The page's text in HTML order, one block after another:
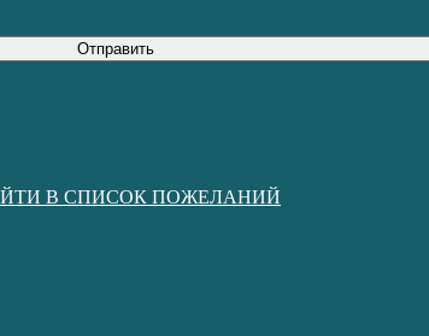
Отправить
В СПИСОК ПОЖЕЛАНИЙ